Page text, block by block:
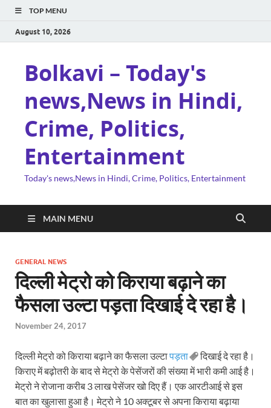
TOP MENU
August 10, 2026
Bolkavi – Today's
news,News in Hindi,
Crime, Politics,
Entertainment
Today's news,News in Hindi, Crime, Politics, Entertainment
MAIN MENU
GENERAL NEWS
दिल्ली मेट्रो को किराया बढ़ाने का
फैसला उल्टा पड़ता दिखाई दे रहा है।
November 24, 2017
दिल्ली मेट्रो को किराया बढ़ाने का फैसला उल्टापड़ता
दिखाई दे रहा है।
किराए में बढ़ोतरी के बाद से मेट्रो के पेसेंजरों की संख्या में भारी कमी आई है।
मेट्रो ने रोजाना करीब 3 लाख पेसेंजर खो दिए हैं। एक आरटीआई से इस
बात का खुलासा हुआ है। मेट्रो ने 10 अक्टूबर से अपना किराया बढ़ाया